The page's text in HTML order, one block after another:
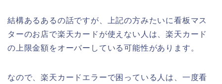
結構あるあるの話ですが、上記の方みたいに看板マス
ターのお店で楽天カードが使えない人は、楽天カード
の上限金額をオーバーしている可能性があります。
なので、楽天カードエラーで困っている人は、一度看